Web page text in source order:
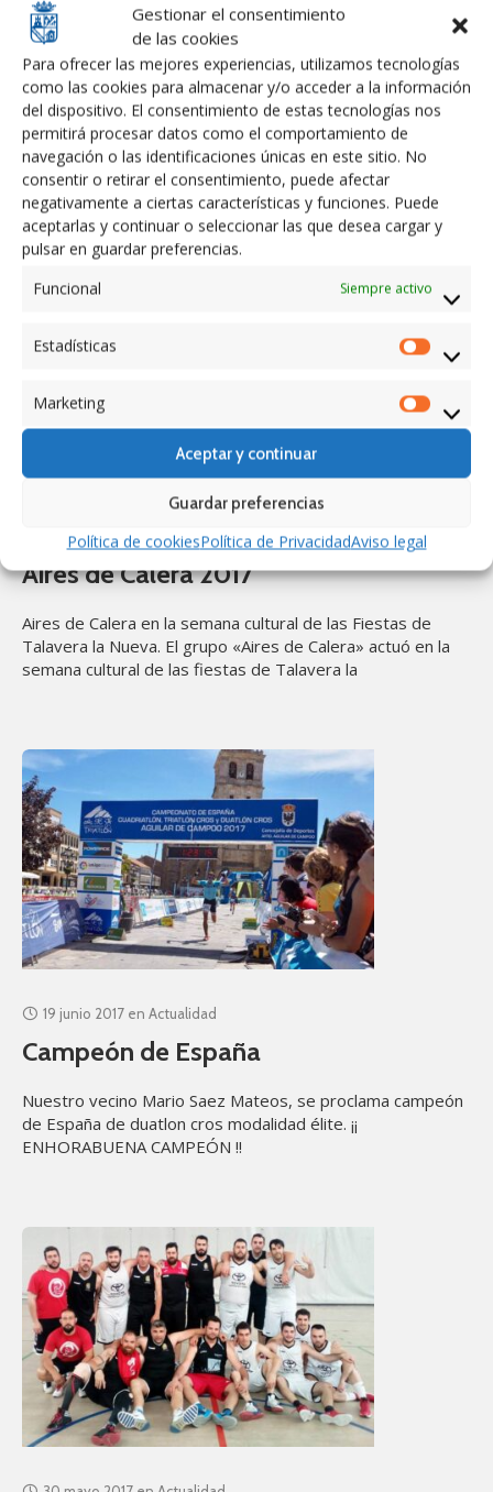
Gestionar el consentimiento
de las cookies
Para ofrecer las mejores experiencias, utilizamos tecnologías
como las cookies para almacenar y/o acceder a la información
del dispositivo. El consentimiento de estas tecnologías nos
permitirá procesar datos como el comportamiento de
navegación o las identificaciones únicas en este sitio. No
consentir o retirar el consentimiento, puede afectar
negativamente a ciertas características y funciones. Puede
aceptarlas y continuar o seleccionar las que desea cargar y
pulsar en guardar preferencias.
Funcional
Siempre activo
Estadísticas
Marketing
Aceptar y continuar
Guardar preferencias
Política de cookiesPolítica de PrivacidadAviso legal
6 septiembre 2017
Teatro en Calera Obra del Autor
Cedena
El día 2 de septiembre en la casa de la cultura disfrutamos
de las obras del gran autor José Cedena interpretadas por
el grupo Calera y que demostraron una vez
6 septiembre 2017 en Actualidad
Aires de Calera 2017
Aires de Calera en la semana cultural de las Fiestas de
Talavera la Nueva. El grupo «Aires de Calera» actuó en la
semana cultural de las fiestas de Talavera la
19 junio 2017 en Actualidad
Campeón de España
Nuestro vecino Mario Saez Mateos, se proclama campeón
de España de duatlon cros modalidad élite. ¡¡
ENHORABUENA CAMPEÓN !!